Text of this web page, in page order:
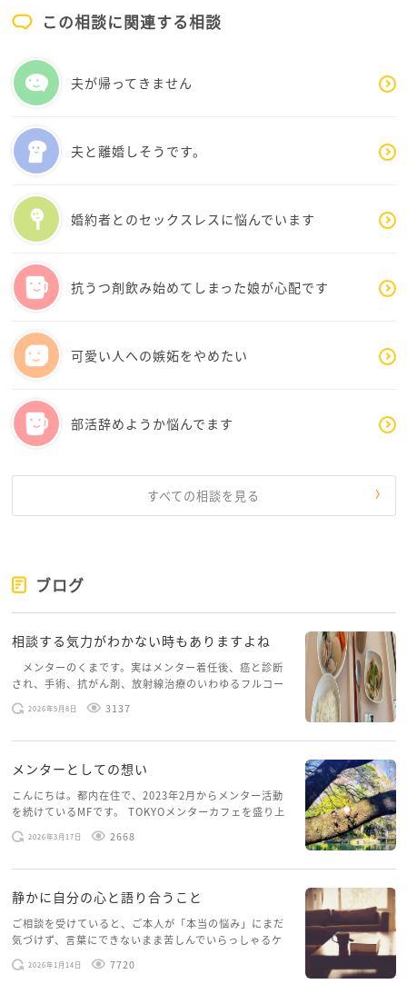
や「誰にも理解されないまま生きること」ではないで
しょうか。
未来のことを考えると不安はどこまでも大きくなりま
す。しかし、まだ起きていない何十年先の孤独を、今
まずは「老後の不安」と「今の寂しさ」を分けて考え
することではなく、今日のつながりを少しずつ増やす
ことです。地域活動、趣味の集まり、ボランティア、学
また、「人間関係に失敗してきた」と書かれていまし
たが、失敗した経験があるからこそ、人の痛みが分か
る優しさも育っているはずです。人との関係は若い頃
のように広く作る必要はなく、年齢を重ねるほど数よ
り質が大切になっていきます。
人生は、誰かに迷惑をかけないことが目的ではありま
せん。お互いに支え合いながら生きることも、人間の
今の田中さんは、人生の終わりを心配しているようで
ありません。
うとせず、まずは今日を少し安心して過ごせる方法
を、一緒に探していきましょう。
この相談に関連する相談
夫が帰ってきません
夫と離婚しそうです。
婚約者とのセックスレスに悩んでいます
抗うつ剤飲み始めてしまった娘が心配です
可愛い人への嫉妬をやめたい
部活辞めようか悩んでます
すべての相談を見る
ブログ
相談する気力がわかない時もありますよね
メンターのくまです。実はメンター着任後、癌と診断
され、手術、抗がん剤、放射線治療のいわゆるフルコー
スを体験していて、しばらくメンターカフェに来られて
いませんでした。体力だけでなく、気力も落ちパソコン
2026年5月8日 3137
メンターとしての想い
こんにちは。都内在住で、2023年2月からメンター活動
を続けているMFです。 TOKYOメンターカフェを盛り上
げたいという想いから、勇気を出して初めてブログを投
稿してみようと思います。少し自分のことを書いてみま
2026年3月17日 2668
静かに自分の心と語り合うこと
ご相談を受けていると、ご本人が「本当の悩み」にまだ
気づけず、言葉にできないまま苦しんでいらっしゃるケ
ースがありますお悩みというのは、心の深いところ（深
層心理）に触れることで、まったく違う角度から解決の
2026年1月14日 7720